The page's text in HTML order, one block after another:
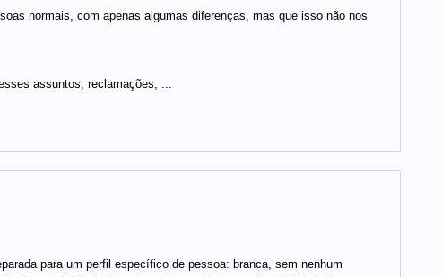
normais, com apenas algumas diferenças, mas que isso não nos
assuntos, reclamações, ...
para um perfil específico de pessoa: branca, sem nenhum